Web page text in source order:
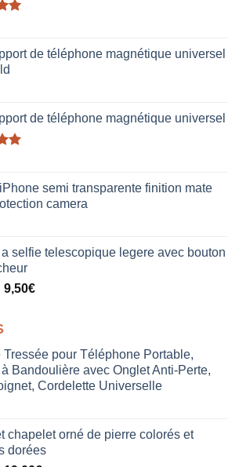
de téléphone magnétique universel
de téléphone magnétique universel
semi transparente finition mate
camera
selfie telescopique legere avec bouton
9,50€
Tressée pour Téléphone Portable,
Bandoulière avec Onglet Anti-Perte,
Cordelette Universelle
chapelet orné de pierre colorés et
dorées